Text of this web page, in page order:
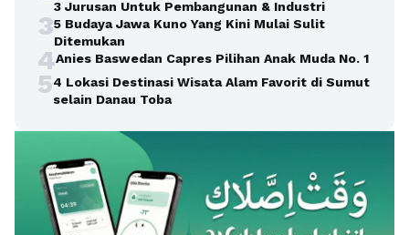
3 Jurusan Untuk Pembangunan & Industri
35 Budaya Jawa Kuno Yang Kini Mulai Sulit
Ditemukan
4Anies Baswedan Capres Pilihan Anak Muda No. 1
54 Lokasi Destinasi Wisata Alam Favorit di Sumut
selain Danau Toba